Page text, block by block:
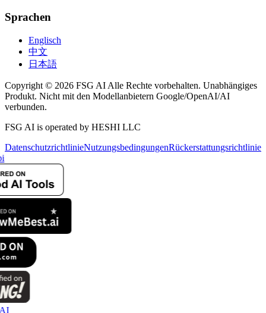
Sprachen
Englisch
中文
日本語
Copyright © 2026 FSG AI Alle Rechte vorbehalten. Unabhängiges
Produkt. Nicht mit den Modellanbietern Google/OpenAI/AI
verbunden.
FSG AI is operated by HESHI LLC
DatenschutzrichtlinieNutzungsbedingungenRückerstattungsrichtlinie